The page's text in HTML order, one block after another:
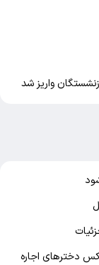
دخترهای اجاره